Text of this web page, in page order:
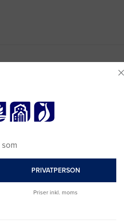
PRIVATPERSON
Priser inkl. moms